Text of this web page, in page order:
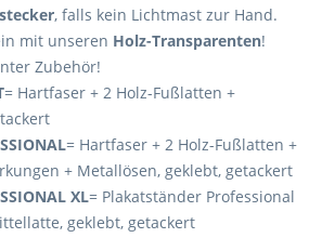
, falls kein Lichtmast zur Hand.
mit unseren Holz-Transparenten!
Zubehör!
= Hartfaser + 2 Holz-Fußlatten +
= Hartfaser + 2 Holz-Fußlatten +
+ Metallösen, geklebt, getackert
XL= Plakatständer Professional
geklebt, getackert